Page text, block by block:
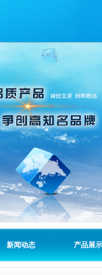
新闻动态 产品展示